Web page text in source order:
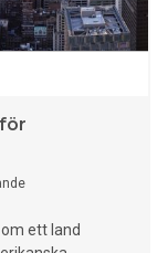
ett land